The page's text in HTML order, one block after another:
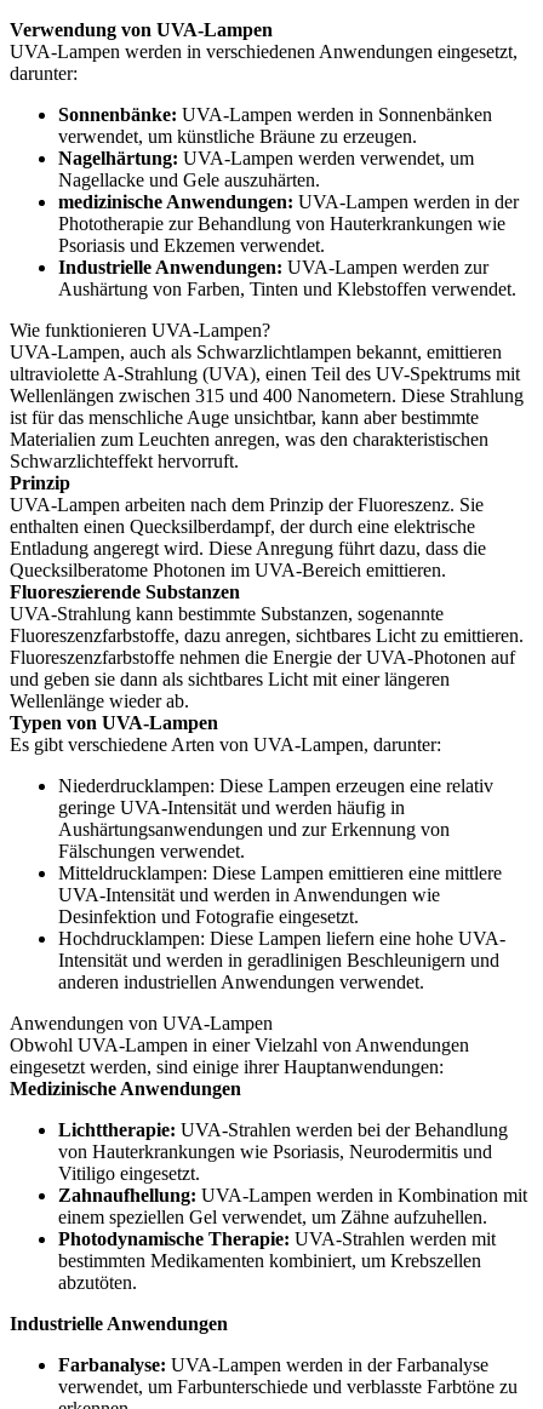
Verwendung von UVA-Lampen
UVA-Lampen werden in verschiedenen Anwendungen eingesetzt,
darunter:
Sonnenbänke: UVA-Lampen werden in Sonnenbänken
verwendet, um künstliche Bräune zu erzeugen.
Nagelhärtung: UVA-Lampen werden verwendet, um
Nagellacke und Gele auszuhärten.
medizinische Anwendungen: UVA-Lampen werden in der
Phototherapie zur Behandlung von Hauterkrankungen wie
Psoriasis und Ekzemen verwendet.
Industrielle Anwendungen: UVA-Lampen werden zur
Aushärtung von Farben, Tinten und Klebstoffen verwendet.
Wie funktionieren UVA-Lampen?
UVA-Lampen, auch als Schwarzlichtlampen bekannt, emittieren
ultraviolette A-Strahlung (UVA), einen Teil des UV-Spektrums mit
Wellenlängen zwischen 315 und 400 Nanometern. Diese Strahlung
ist für das menschliche Auge unsichtbar, kann aber bestimmte
Materialien zum Leuchten anregen, was den charakteristischen
Schwarzlichteffekt hervorruft.
Prinzip
UVA-Lampen arbeiten nach dem Prinzip der Fluoreszenz. Sie
enthalten einen Quecksilberdampf, der durch eine elektrische
Entladung angeregt wird. Diese Anregung führt dazu, dass die
Quecksilberatome Photonen im UVA-Bereich emittieren.
Fluoreszierende Substanzen
UVA-Strahlung kann bestimmte Substanzen, sogenannte
Fluoreszenzfarbstoffe, dazu anregen, sichtbares Licht zu emittieren.
Fluoreszenzfarbstoffe nehmen die Energie der UVA-Photonen auf
und geben sie dann als sichtbares Licht mit einer längeren
Wellenlänge wieder ab.
Typen von UVA-Lampen
Es gibt verschiedene Arten von UVA-Lampen, darunter:
Niederdrucklampen: Diese Lampen erzeugen eine relativ
geringe UVA-Intensität und werden häufig in
Aushärtungsanwendungen und zur Erkennung von
Fälschungen verwendet.
Mitteldrucklampen: Diese Lampen emittieren eine mittlere
UVA-Intensität und werden in Anwendungen wie
Desinfektion und Fotografie eingesetzt.
Hochdrucklampen: Diese Lampen liefern eine hohe UVA-
Intensität und werden in geradlinigen Beschleunigern und
anderen industriellen Anwendungen verwendet.
Anwendungen von UVA-Lampen
Obwohl UVA-Lampen in einer Vielzahl von Anwendungen
eingesetzt werden, sind einige ihrer Hauptanwendungen:
Medizinische Anwendungen
Lichttherapie: UVA-Strahlen werden bei der Behandlung
von Hauterkrankungen wie Psoriasis, Neurodermitis und
Vitiligo eingesetzt.
Zahnaufhellung: UVA-Lampen werden in Kombination mit
einem speziellen Gel verwendet, um Zähne aufzuhellen.
Photodynamische Therapie: UVA-Strahlen werden mit
bestimmten Medikamenten kombiniert, um Krebszellen
abzutöten.
Industrielle Anwendungen
Farbanalyse: UVA-Lampen werden in der Farbanalyse
verwendet, um Farbunterschiede und verblasste Farbtöne zu